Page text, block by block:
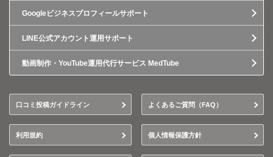
Googleビジネスプロフィールサポート
LINE公式アカウント運用サポート
動画制作・YouTube運用代行サービス MedTube
口コミ投稿ガイドライン よくあるご質問（FAQ）
利用規約 個人情報保護方針